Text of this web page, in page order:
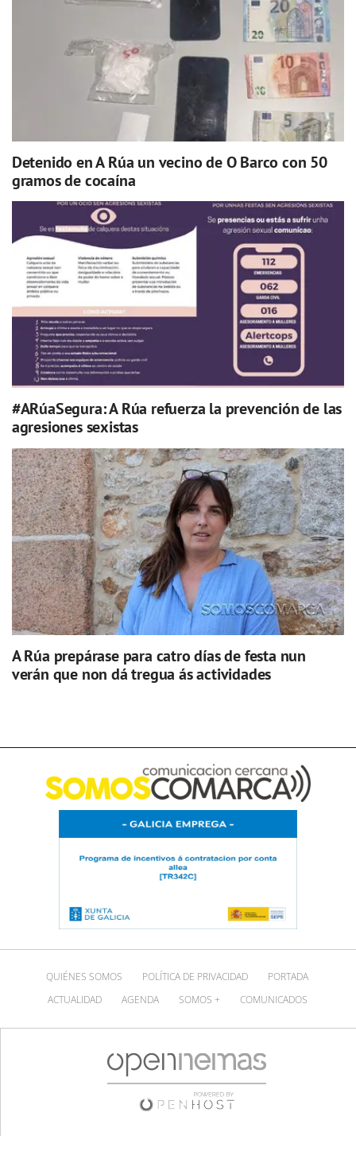
Detenido en A Rúa un vecino de O Barco con 50
gramos de cocaína
#ARúaSegura: A Rúa refuerza la prevención de las
agresiones sexistas
A Rúa prepárase para catro días de festa nun
verán que non dá tregua ás actividades
QUIÉNES SOMOS POLÍTICA DE PRIVACIDAD
PORTADA
ACTUALIDAD
AGENDA SOMOS + COMUNICADOS